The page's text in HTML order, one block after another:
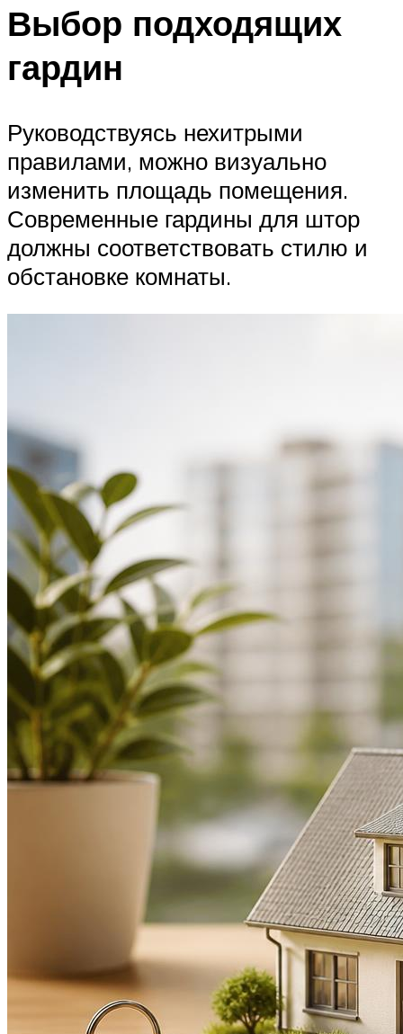
Выбор подходящих
гардин
Руководствуясь нехитрыми
правилами, можно визуально
изменить площадь помещения.
Современные гардины для штор
должны соответствовать стилю и
обстановке комнаты.